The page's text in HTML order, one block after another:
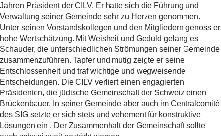
Jahren Präsident der CILV. Er hatte sich die Führung und
Verwaltung seiner Gemeinde sehr zu Herzen genommen.
Unter seinen Vorstandskollegen und den Mitgliedern genoss er
hohe Wertschätzung. Mit Weisheit und Geduld gelang es
Schauder, die unterschiedlichen Strömungen seiner Gemeinde
zusammenzuführen. Tapfer und mutig zeigte er seine
Entschlossenheit und traf wichtige und wegweisende
Entscheidungen. Die CILV verliert einen engagierten
Präsidenten, die jüdische Gemeinschaft der Schweiz einen
Brückenbauer. In seiner Gemeinde aber auch im Centralcomité
des SIG setzte er sich stets und vehement für konstruktive
Lösungen ein . Der Zusammenhalt der Gemeinschaft sollte